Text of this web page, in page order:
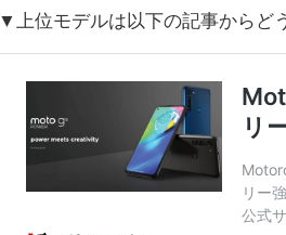
▼上位モデルは以下の記事からど